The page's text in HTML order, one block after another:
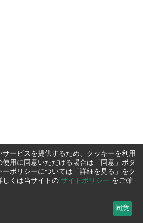
ービスを提供するため、クッキーを利用
使用に同意いただける場合は「同意」ボタ
ポリシーについては「詳細を見る」をク
しくは当サイトの サイトポリシー をご確
同意